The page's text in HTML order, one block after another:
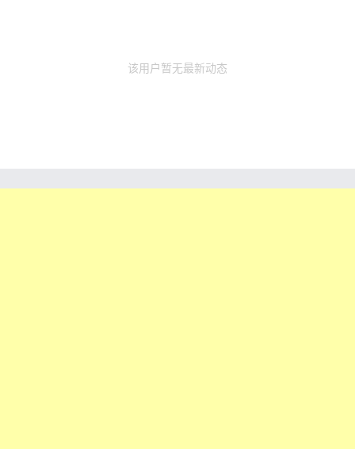
该用户暂无最新动态